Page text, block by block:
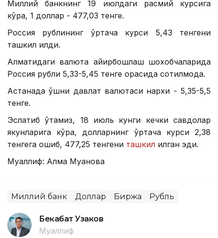
Миллий банкнинг 19 июлдаги расмий курсига
кўра, 1 доллар - 477,03 тенге.
Россия рублининг ўртача курси 5,43 тенгени
ташкил қилди.
Алматидаги валюта айирбошлаш шохобчаларида
Россия рубли 5,33-5,45 тенге орасида сотилмоқда.
Астанада қўшни давлат валютаси нархи - 5,35-5,5
тенге.
Эслатиб ўтамиз, 18 июль кунги кечки савдолар
якунларига кўра, долларнинг ўртача курси 2,38
тенгега ошиб, 477,25 тенгени ташкил қилган эди.
Муаллиф: Алма Муқанова
Миллий банк Доллар Биржа Рубль
Бекабат Узаков
Муаллиф